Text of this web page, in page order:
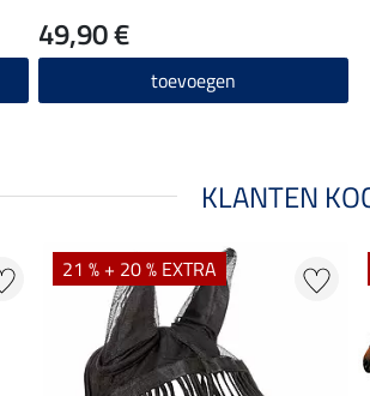
49,90 €
toevoegen
KLANTEN
21 % + 20 % EXTRA